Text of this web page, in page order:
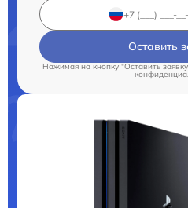
Оставить
Нажимая на кнопку "Оставить